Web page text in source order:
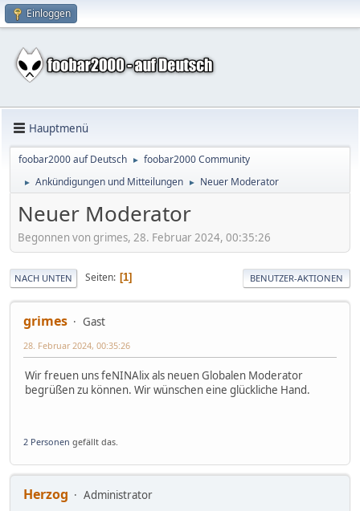
Einloggen
Hauptmenü
foobar2000 auf Deutsch ► foobar2000 Community
► Ankündigungen und Mitteilungen ► Neuer Moderator
Neuer Moderator
Begonnen von grimes, 28. Februar 2024, 00:35:26
NACH UNTEN Seiten 1 BENUTZER-AKTIONEN
grimes Gast
28. Februar 2024, 00:35:26
Wir freuen uns feNINAlix als neuen Globalen Moderator
begrüßen zu können. Wir wünschen eine glückliche Hand.
2 Personen gefällt das.
Herzog
Administrator